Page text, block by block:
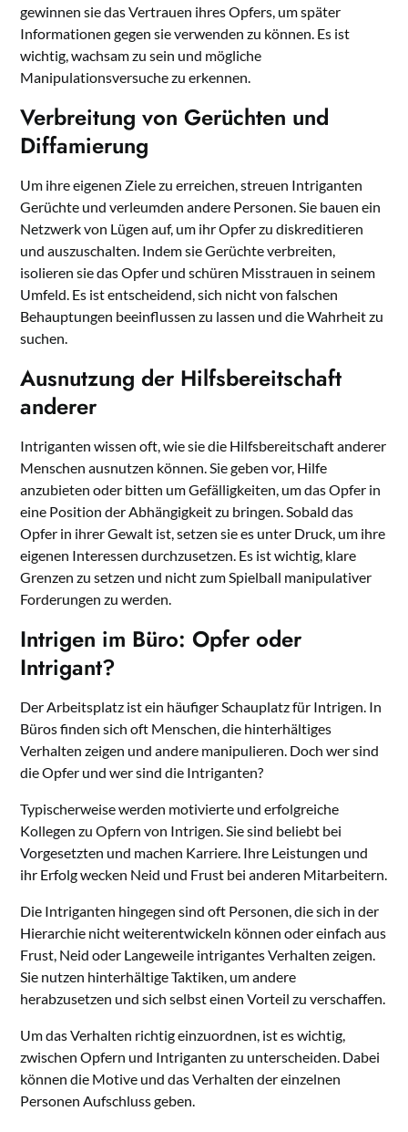
gewinnen sie das Vertrauen ihres Opfers, um später
Informationen gegen sie verwenden zu können. Es ist
wichtig, wachsam zu sein und mögliche
Manipulationsversuche zu erkennen.
Verbreitung von Gerüchten und
Diffamierung
Um ihre eigenen Ziele zu erreichen, streuen Intriganten
Gerüchte und verleumden andere Personen. Sie bauen ein
Netzwerk von Lügen auf, um ihr Opfer zu diskreditieren
und auszuschalten. Indem sie Gerüchte verbreiten,
isolieren sie das Opfer und schüren Misstrauen in seinem
Umfeld. Es ist entscheidend, sich nicht von falschen
Behauptungen beeinflussen zu lassen und die Wahrheit zu
suchen.
Ausnutzung der Hilfsbereitschaft
anderer
Intriganten wissen oft, wie sie die Hilfsbereitschaft anderer
Menschen ausnutzen können. Sie geben vor, Hilfe
anzubieten oder bitten um Gefälligkeiten, um das Opfer in
eine Position der Abhängigkeit zu bringen. Sobald das
Opfer in ihrer Gewalt ist, setzen sie es unter Druck, um ihre
eigenen Interessen durchzusetzen. Es ist wichtig, klare
Grenzen zu setzen und nicht zum Spielball manipulativer
Forderungen zu werden.
Intrigen im Büro: Opfer oder
Intrigant?
Der Arbeitsplatz ist ein häufiger Schauplatz für Intrigen. In
Büros finden sich oft Menschen, die hinterhältiges
Verhalten zeigen und andere manipulieren. Doch wer sind
die Opfer und wer sind die Intriganten?
Typischerweise werden motivierte und erfolgreiche
Kollegen zu Opfern von Intrigen. Sie sind beliebt bei
Vorgesetzten und machen Karriere. Ihre Leistungen und
ihr Erfolg wecken Neid und Frust bei anderen Mitarbeitern.
Die Intriganten hingegen sind oft Personen, die sich in der
Hierarchie nicht weiterentwickeln können oder einfach aus
Frust, Neid oder Langeweile intrigantes Verhalten zeigen.
Sie nutzen hinterhältige Taktiken, um andere
herabzusetzen und sich selbst einen Vorteil zu verschaffen.
Um das Verhalten richtig einzuordnen, ist es wichtig,
zwischen Opfern und Intriganten zu unterscheiden. Dabei
können die Motive und das Verhalten der einzelnen
Personen Aufschluss geben.